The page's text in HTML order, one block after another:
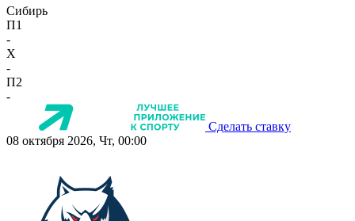
Сибирь
П1
-
X
-
П2
-
Сделать ставку
08 октября 2026, Чт, 00:00